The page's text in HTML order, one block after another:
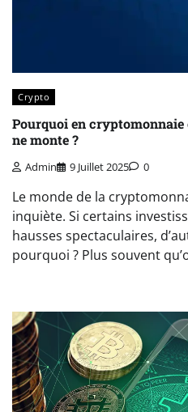
Crypto
Pourquoi en cryptomonnaie
ne monte ?
Admin 9 Juillet 2025 0
Le monde de la
inquiète. Si certains
hausses spectaculaires,
pourquoi ? Plus souvent